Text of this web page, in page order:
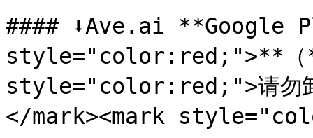
#### ⬇️Ave.ai **Google
style="color:red;">**（
style="color:red;">请勿卸
</mark><mark